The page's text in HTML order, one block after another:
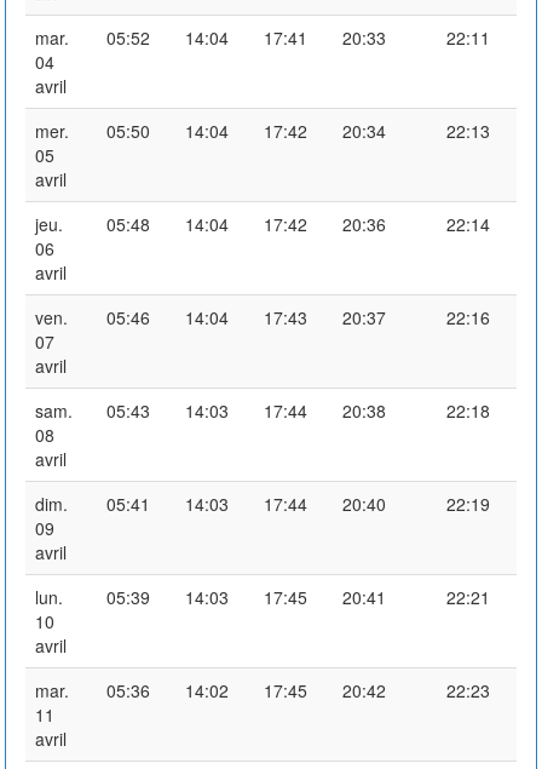
mar.
04
avril
05:52 14:04 17:41 20:33 22:11
mer.
05
avril
05:50 14:04 17:42 20:34 22:13
jeu.
06
avril
05:48 14:04 17:42 20:36 22:14
ven.
07
avril
05:46 14:04 17:43 20:37 22:16
sam.
08
avril
05:43 14:03 17:44 20:38 22:18
dim.
09
avril
05:41 14:03 17:44 20:40 22:19
lun.
10
avril
05:39 14:03 17:45 20:41 22:21
mar.
11
avril
05:36 14:02 17:45 20:42 22:23